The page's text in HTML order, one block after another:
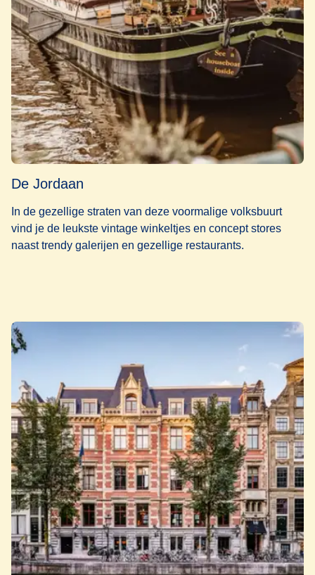
De Jordaan
In de gezellige straten van deze voormalige volksbuurt
vind je de leukste vintage winkeltjes en concept stores
naast trendy galerijen en gezellige restaurants.